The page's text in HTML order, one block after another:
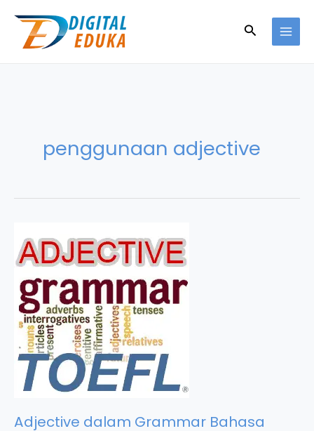
content
Search
penggunaan adjective
Adjective dalam Grammar Bahasa